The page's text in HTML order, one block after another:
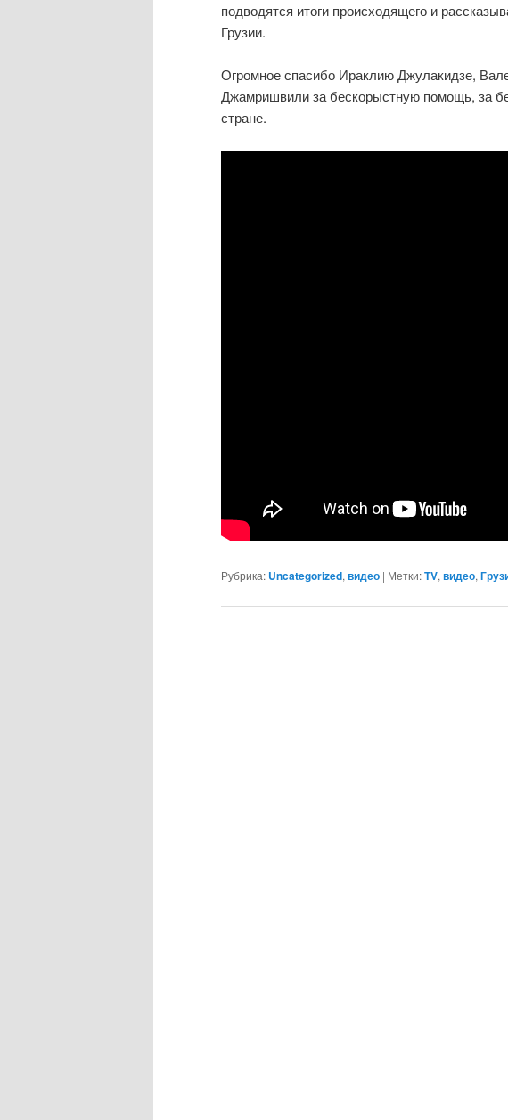
подводятся итоги происходящего и
Грузии.
Огромное спасибо Ираклию Джулакидзе,
Джамришвили за бескорыстную помощь, за
стране.
Рубрика: Uncategorized, видео | Метки:TV, видео,